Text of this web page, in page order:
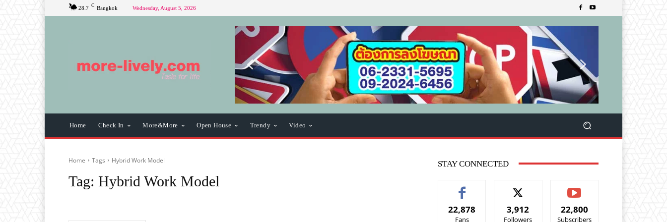
28.7 C Bangkok Wednesday, August 5, 2026
Home Check In More&More Open House Trendy Video
Home Tags Hybrid Work Model
Tag: Hybrid Work Model
STAY CONNECTED
22,878
Fans
3,912
Followers
22,800
Subscribers